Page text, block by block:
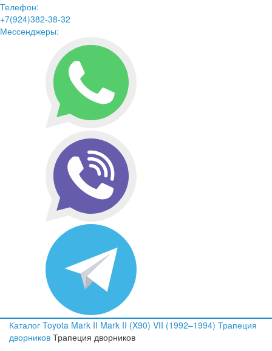
Телефон:
+7(924)382-38-32
Мессенджеры:
Каталог Toyota Mark II Mark II (X90) VII (1992–1994) Трапеция
дворников Трапеция дворников